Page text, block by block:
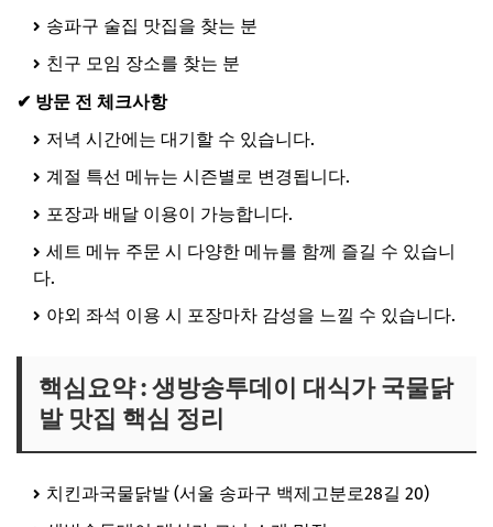
송파구 술집 맛집을 찾는 분
친구 모임 장소를 찾는 분
✔ 방문 전 체크사항
저녁 시간에는 대기할 수 있습니다.
계절 특선 메뉴는 시즌별로 변경됩니다.
포장과 배달 이용이 가능합니다.
세트 메뉴 주문 시 다양한 메뉴를 함께 즐길 수 있습니
다.
야외 좌석 이용 시 포장마차 감성을 느낄 수 있습니다.
핵심요약 : 생방송투데이 대식가 국물닭
발 맛집 핵심 정리
치킨과국물닭발 (서울 송파구 백제고분로28길 20)